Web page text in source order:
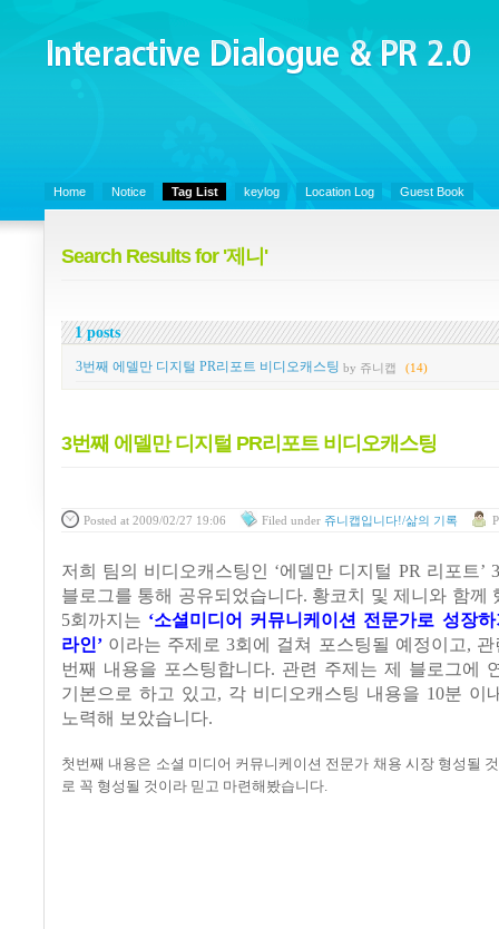
Interactive Dialogue &
PR 2.0
Home Notice Tag List keylog Location Log Guest Book
Search Results for '제니'
1 posts
3번째 에델만 디지털 PR리포트 비디오캐스팅 by 쥬니캡 (14)
3번째 에델만 디지털 PR리포트 비디오캐스팅
Posted at 2009/02/27 19:06 Filed under 쥬니캡입니다!/삶의 기록
저희 팀의 비디오캐스팅인 ‘에델만 디지털 PR 리포트’ 3
블로그를 통해 공유되었습니다. 황코치 및 제니와 함께
5회까지는 ‘소셜미디어 커뮤니케이션 전문가로 성장
라인’ 이라는 주제로 3회에 걸쳐 포스팅될 예정이고,
번째 내용을 포스팅합니다. 관련 주제는 제 블로그에
기본으로 하고 있고, 각 비디오캐스팅 내용을 10분 이
노력해 보았습니다.
첫번째 내용은 소셜 미디어 커뮤니케이션 전문가 채용 시장 형성될
로 꼭 형성될 것이라 믿고 마련해봤습니다.